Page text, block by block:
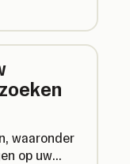
waaronder
op uw